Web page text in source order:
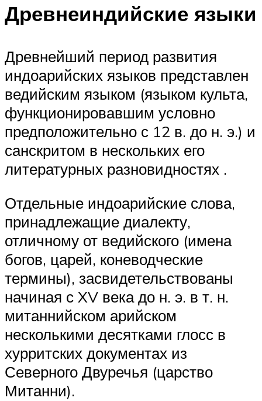
Древнеиндийские языки
Древнейший период развития
индоарийских языков представлен
ведийским языком (языком культа,
функционировавшим условно
предположительно с 12 в. до н. э.) и
санскритом в нескольких его
литературных разновидностях .
Отдельные индоарийские слова,
принадлежащие диалекту,
отличному от ведийского (имена
богов, царей, коневодческие
термины), засвидетельствованы
начиная с XV века до н. э. в т. н.
митаннийском арийском
несколькими десятками глосс в
хурритских документах из
Северного Двуречья (царство
Митанни).